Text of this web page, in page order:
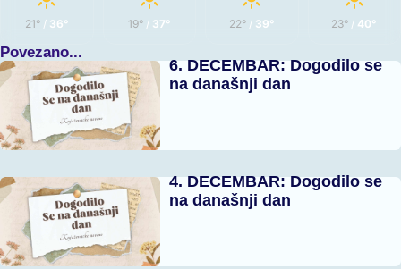
21°/ 36° 19°/ 37° 22°/ 39° 23° / 40°
Povezano...
6. DECEMBAR: Dogodilo se
na današnji dan
4. DECEMBAR: Dogodilo se
na današnji dan